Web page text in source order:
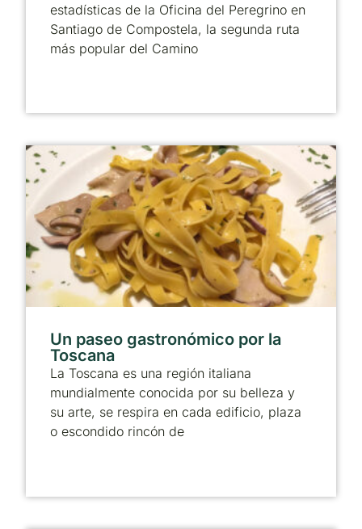
estadísticas de la Oficina del Peregrino en
Santiago de Compostela, la segunda ruta
más popular del Camino
Un paseo gastronómico por la
Toscana
La Toscana es una región italiana
mundialmente conocida por su belleza y
su arte, se respira en cada edificio, plaza
o escondido rincón de